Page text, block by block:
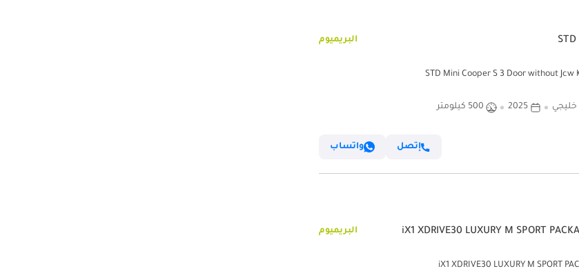
البريميوم
خليجي 2025 500 كيلومتر
إتصل واتساب
البريميوم